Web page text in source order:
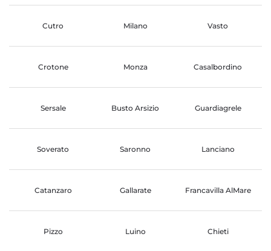
Cutro Milano Vasto
Crotone Monza Casalbordino
Sersale Busto Arsizio Guardiagrele
Soverato Saronno Lanciano
Catanzaro Gallarate Francavilla AlMare
Pizzo Luino Chieti